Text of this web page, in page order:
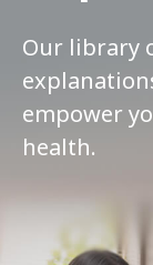
Our library
empower
health.